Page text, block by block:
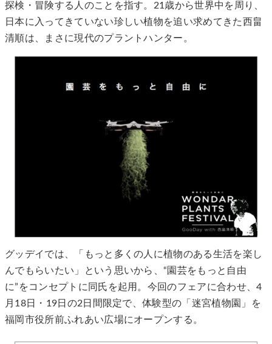
探検・冒険する人のことを指す。21歳から世界中を周り、
日本に入ってきていない珍しい植物を追い求めてきた西畠
清順は、まさに現代のプラントハンター。
グッデイでは、「もっと多くの人に植物のある生活を楽し
んでもらいたい」という思いから、“園芸をもっと自由
に”をコンセプトに同氏を起用。今回のフェアに合わせ、4
月18日・19日の2日間限定で、体験型の「迷宮植物園」を
福岡市役所前ふれあい広場にオープンする。